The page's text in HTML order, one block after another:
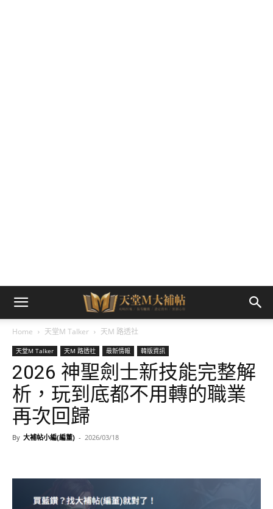
Home 天堂M Talker 天M 路透社
天堂M Talker 天M 路透社 最新情報 韓版資訊
2026 神聖劍士新技能完整解
析，玩到底都不用轉的職業
再次回歸
By 大補帖小編(編董) - 2026/03/18